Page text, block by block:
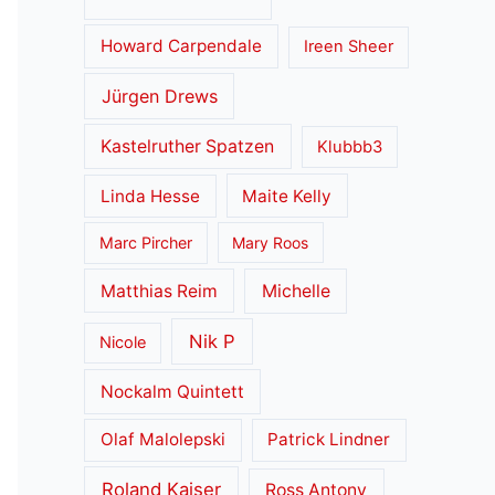
Howard Carpendale Ireen Sheer
Jürgen Drews
Kastelruther Spatzen Klubbb3
Linda Hesse Maite Kelly
Marc Pircher Mary Roos
Matthias Reim Michelle
Nicole Nik P
Nockalm Quintett
Olaf Malolepski Patrick Lindner
Roland Kaiser Ross Antony